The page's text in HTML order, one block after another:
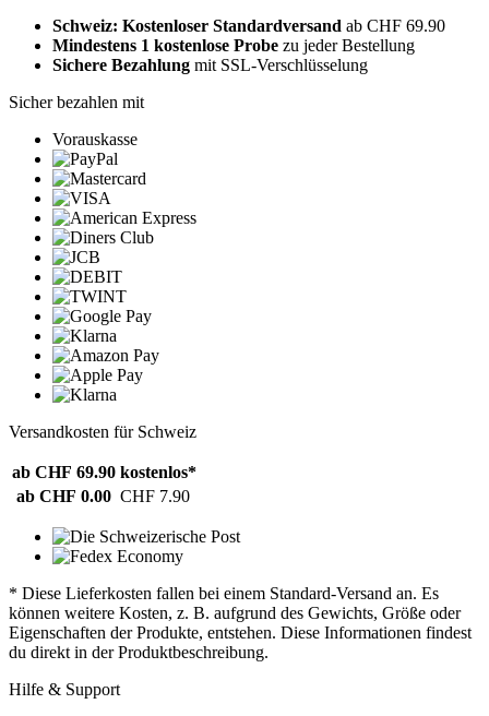
Schweiz: Kostenloser Standardversand ab CHF 69.90
Mindestens 1 kostenlose Probe zu jeder Bestellung
Sichere Bezahlung mit SSL-Verschlüsselung
Sicher bezahlen mit
Vorauskasse
Versandkosten für Schweiz
ab CHF 69.90 kostenlos*
ab CHF 0.00 CHF 7.90
* Diese Lieferkosten fallen bei einem Standard-Versand an. Es
können weitere Kosten, z. B. aufgrund des Gewichts, Größe oder
Eigenschaften der Produkte, entstehen. Diese Informationen findest
du direkt in der Produktbeschreibung.
Hilfe & Support